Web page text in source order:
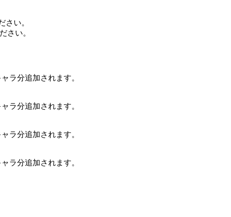
さい。
さい。
ラ分追加されます。
ラ分追加されます。
ラ分追加されます。
ラ分追加されます。